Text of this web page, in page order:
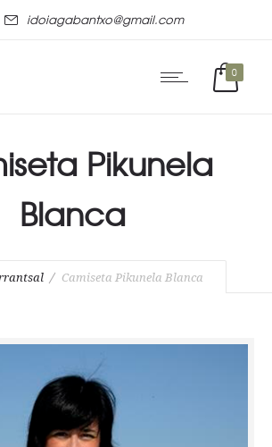
idoiagabantxo@gmail.com
0
Pikunela
Blanca
Camiseta Pikunela Blanca